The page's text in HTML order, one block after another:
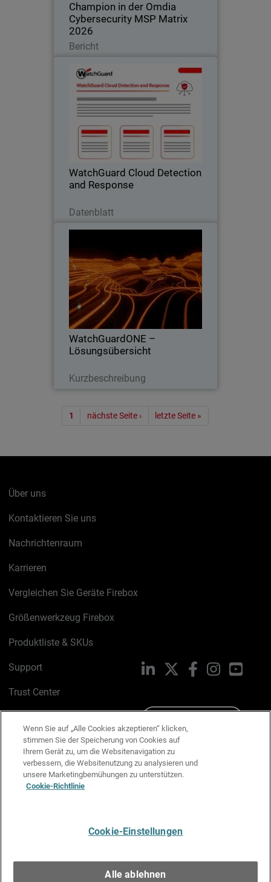
Champion in der Omdia
Cybersecurity MSP Matrix
2026
Bericht
WatchGuard Cloud Detection
and Response
Datenblatt
WatchGuard Cloud Detection
and Response
Cloud-Risiken dort stoppen, wo sie
entstehen – bevor sie zu einem
Zwischenfall werden.
WatchGuardONE –
Lösungsübersicht
Kurzbeschreibung
Lösungsübersicht
Body
Erfahren Sie, wie das Channel-
Partnerprogramm von WatchGuard
durch Engagement und Schulung zu
höherer Rentabilität und Effizienz
Seitennummerierung
1 nächste Seite › letzte Seite »
Über uns
Kontaktieren Sie uns
Nachrichtenraum
Karrieren
Vergleichen Sie Geräte Firebox
Größenwerkzeug Firebox
Produktliste & SKUs
Support
Trust Center
Cookie-Richtlinie
Datenschutzrichtlinie
Media & Brand Kit
LinkedIn FacebookInstagram
Wenn Sie auf „Alle Cookies akzeptieren“ klicken,
stimmen Sie der Speicherung von Cookies auf
Ihrem Gerät zu, um die Websitenavigation zu
verbessern, die Websitenutzung zu analysieren und
unsere Marketingbemühungen zu unterstützen.
Cookie-Richtlinie
Cookie-Einstellungen
Alle ablehnen